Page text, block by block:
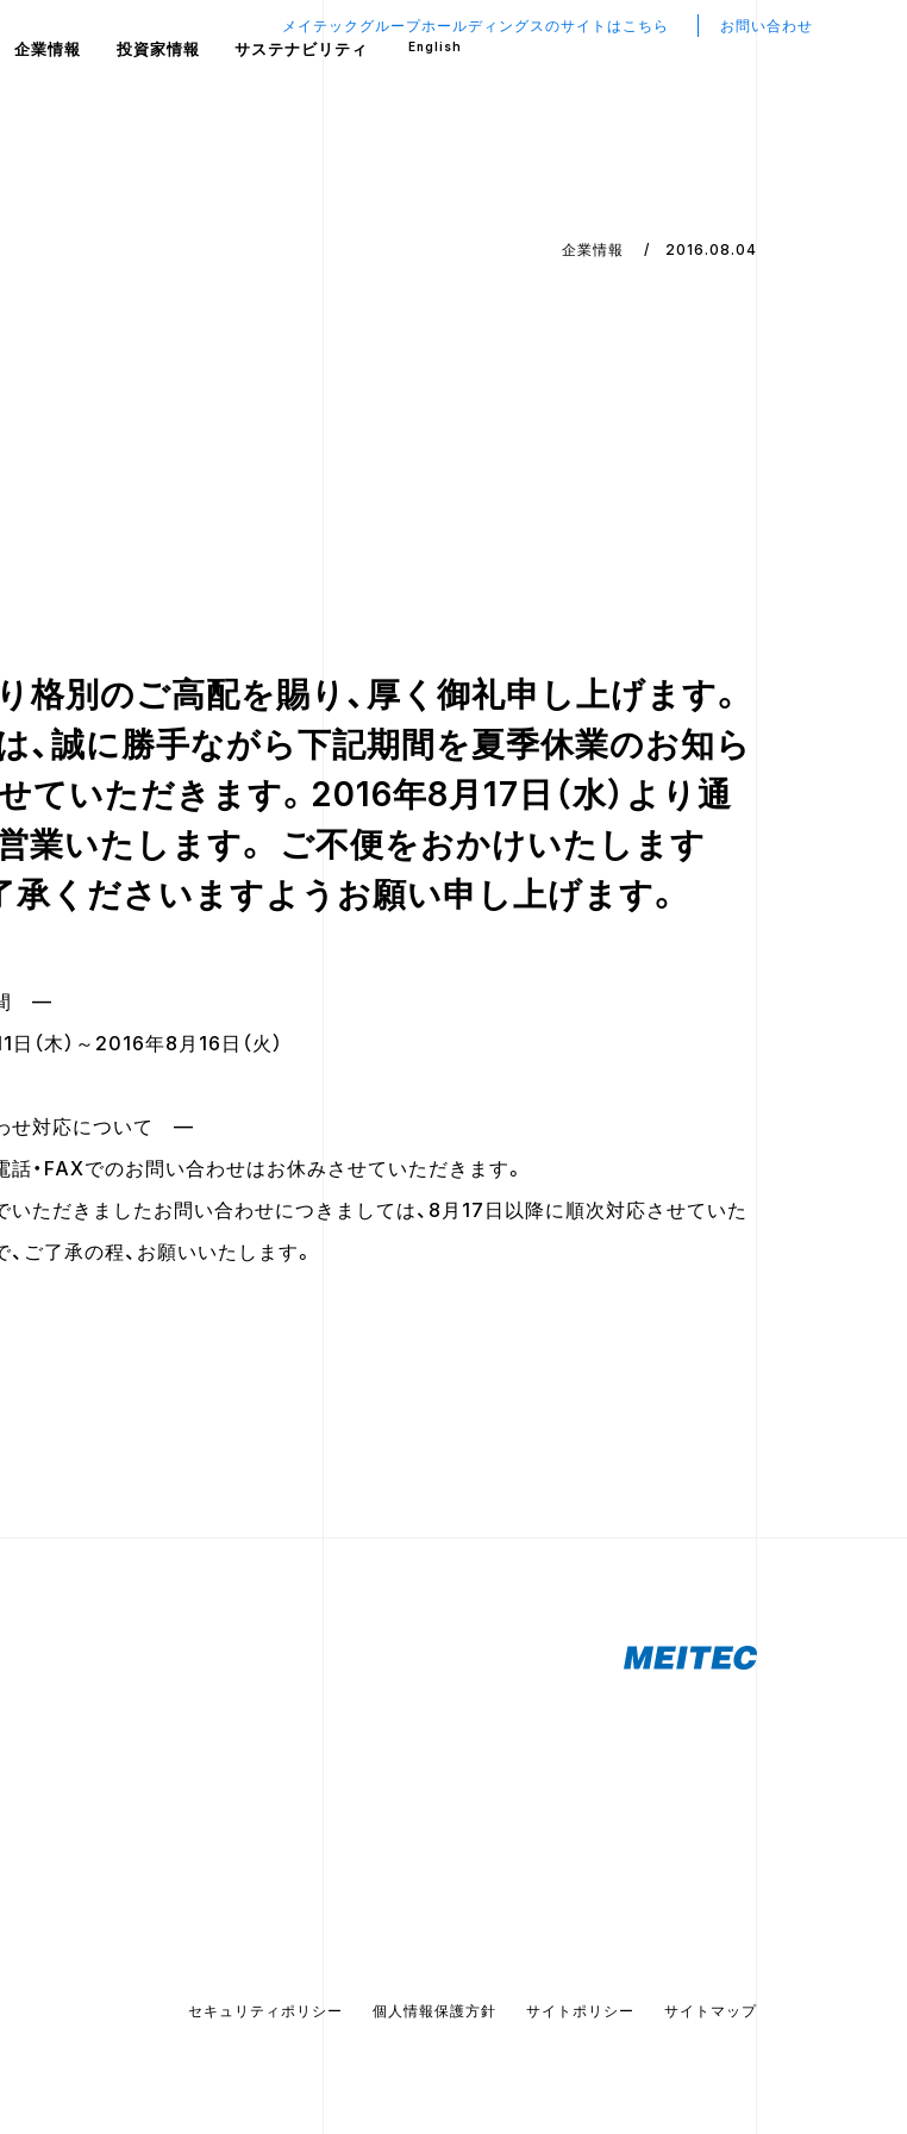
企業情報 投資家情報 サステナビリティ English
メイテックグループホールディングスのサイトはこちら お問い合わせ
企業情報 2016.08.04
格別のご高配を賜り、厚く御礼申し上げます。
、誠に勝手ながら下記期間を夏季休業のお知ら
ていただきます。2016年8月17日（水）より通
業いたします。 ご不便をおかけいたします
承くださいますようお願い申し上げます。
—
（木）～2016年8月16日（火）
対応について —
話・FAXでのお問い合わせはお休みさせていただきます。
いただきましたお問い合わせにつきましては、8月17日以降に順次対応させていた
ご了承の程、お願いいたします。
セキュリティポリシー 個人情報保護方針 サイトポリシー サイトマップ